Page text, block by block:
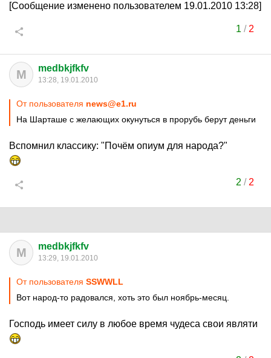
[Сообщение изменено пользователем 19.01.2010 13:28]
1 / 2
M medbkjfkfv
13:28, 19.01.2010
От пользователя news@e1.ru
На Шарташе с желающих окунуться в прорубь берут деньги
Вспомнил классику: "Почём опиум для народа?"
2 / 2
M medbkjfkfv
13:29, 19.01.2010
От пользователя SSWWLL
Вот народ-то радовался, хоть это был ноябрь-месяц.
Господь имеет силу в любое время чудеса свои являти